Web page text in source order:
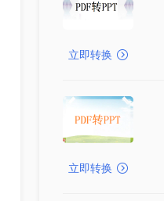
立即转换
立即转换